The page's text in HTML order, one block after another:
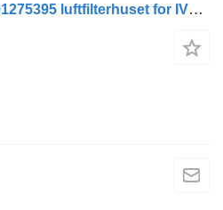
Air filter bucket, box 5801275395 luftfilterhuset for IVECO S Way trekkvogn